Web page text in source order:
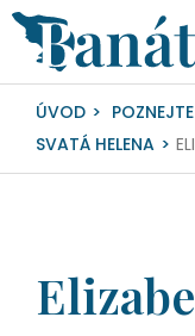
ÚVOD
SVATÁ HELENA